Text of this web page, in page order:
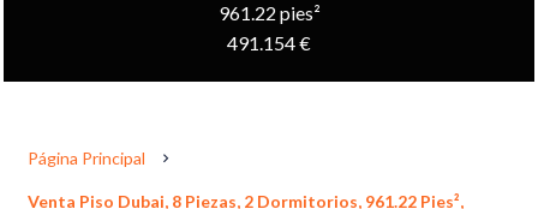
961.22 pies²
491.154 €
Página Principal
Venta Piso Dubai, 8 Piezas, 2 Dormitorios, 961.22 Pies²,